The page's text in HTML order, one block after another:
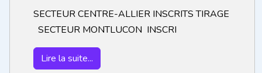
SECTEUR CENTRE-ALLIER INSCRITS TIRAGE
SECTEUR MONTLUCON INSCRI
Lire la suite...